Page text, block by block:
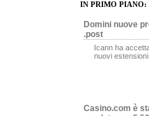
IN PRIMO PIANO:
Domini nuove
.post
Icann ha
nuovi estensioni
Casino.com è